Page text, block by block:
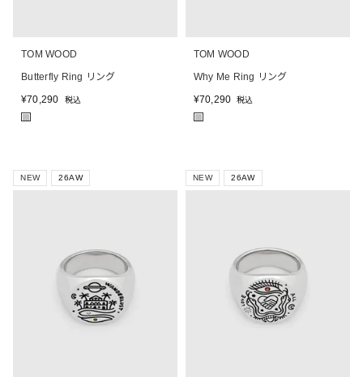
TOM WOOD
Butterfly Ring リング
¥70,290 税込
■
TOM WOOD
Why Me Ring リング
¥70,290 税込
■
NEW 26AW NEW 26AW